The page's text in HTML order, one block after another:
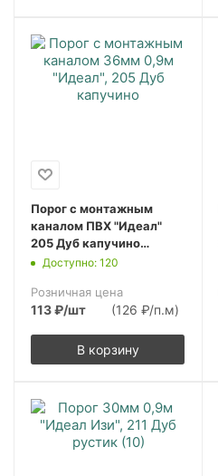
Порог с монтажным
каналом ПВХ "Идеал"
205 Дуб капучино
900х36х5,5 мм
Доступно: 120
Розничная цена
113₽/шт (126 ₽/п.м)
В корзину